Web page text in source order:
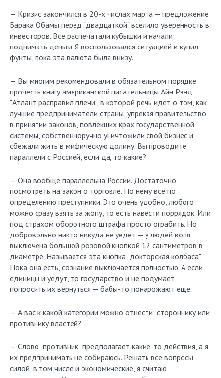
— Кризис закончился в 20-х числах марта — предложение
Барака Обамы перед "двадцаткой" вселило уверенность в
инвесторов. Все распечатали кубышки и начали
поднимать деньги. Я воспользовался ситуацией и купил
фунты, пока эта валюта была внизу.
— Вы многим рекомендовали в обязательном порядке
прочесть книгу американской писательницы Айн Рэнд
"Атлант расправил плечи", в которой речь идет о том, как
лучшие предприниматели страны, упрекая правительство
в принятии законов, повлекших крах государственной
системы, собственноручно уничтожили свой бизнес и
сбежали жить в мифическую долину. Вы проводите
параллели с Россией, если да, то какие?
— Она вообще параллельна России. Достаточно
посмотреть на закон о торговле. По нему все по
определению преступники. Это очень удобно, любого
можно сразу взять за жопу, то есть навести поррядок. Или
под страхом оборотного штрафа просто ограбить. Но
добровольно никто никуда не уедет — у людей воля
выключена большой розовой кнопкой 12 сантиметров в
диаметре. Называется эта кнопка "докторская колбаса".
Пока она есть, сознание выключается полностью. А если
единицы и уедут, то государство и не подумает
попросить их вернуться — бабы-то понарожают еще.
— А вас к какой категории можно отнести: стороннику или
противнику властей?
— Слово "противник" предполагает какие-то действия, а я
их предпринимать не собираюсь. Решать все вопросы
силой, в том числе и экономические, я считаю